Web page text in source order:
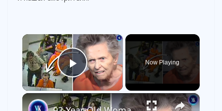
×
Play Video
Now Playing
×